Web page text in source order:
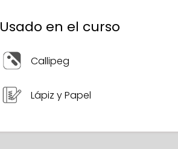
Usado en el curso
Callipeg
Lápiz y Papel